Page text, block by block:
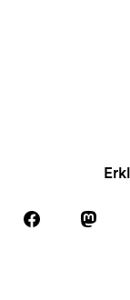
Folgen
Auf